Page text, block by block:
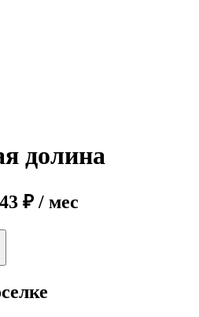
долина
₽ / мес